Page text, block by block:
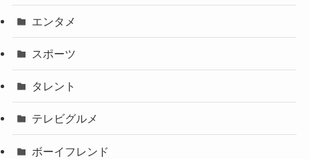
エンタメ
スポーツ
タレント
テレビグルメ
ボーイフレンド